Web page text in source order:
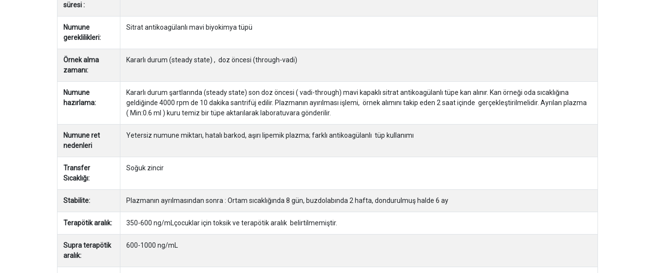
süresi :
Numune
gereklilikleri:
Sitrat antikoagülanlı mavi biyokimya tüpü
Örnek alma
zamanı:
Kararlı durum (steady state) , doz öncesi (through-vadi)
Numune
hazırlama:
Kararlı durum şartlarında (steady state) son doz öncesi ( vadi-through) mavi kapaklı sitrat antikoagülanlı tüpe kan alınır. Kan örneği oda sıcaklığına
geldiğinde 4000 rpm de 10 dakika santrifüj edilir. Plazmanın ayırılması işlemi, örnek alımını takip eden 2 saat içinde gerçekleştirilmelidir. Ayrılan plazma
( Min:0.6 ml ) kuru temiz bir tüpe aktarılarak laboratuvara gönderilir.
Numune ret
nedenleri
Yetersiz numune miktarı, hatalı barkod, aşırı lipemik plazma; farklı antikoagülanlı tüp kullanımı
Transfer
Sıcaklığı:
Soğuk zincir
Stabilite: Plazmanın ayrılmasından sonra : Ortam sıcaklığında 8 gün, buzdolabında 2 hafta, dondurulmuş halde 6 ay
Terapötik aralık: 350-600 ng/mLçocuklar için toksik ve terapötik aralık belirtilmemiştir.
Supra terapötik
aralık:
600-1000 ng/mL